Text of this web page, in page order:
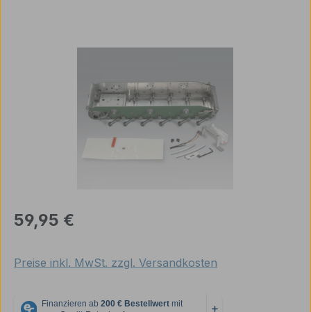
Bildergalerie überspringen
Regulärer Preis:
59,95 €
Preise inkl. MwSt. zzgl. Versandkosten